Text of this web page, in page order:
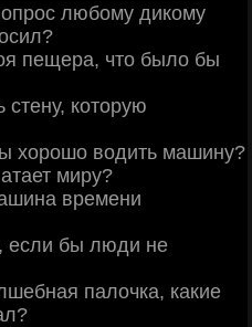
любому дикому
пещера, что было бы
стену, которую
хорошо водить машину?
миру?
времени
если бы люди не
палочка, какие